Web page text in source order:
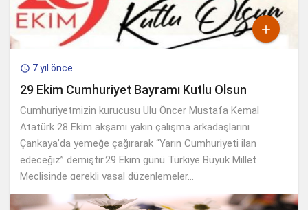

 7 yıl önce
29 Ekim Cumhuriyet Bayramı Kutlu Olsun
Cumhuriyetmizin kurucusu Ulu Öncer Mustafa Kemal
Atatürk 28 Ekim akşamı yakın çalışma arkadaşlarını
Çankaya’da yemeğe çağırarak “Yarın Cumhuriyeti ilan
edeceğiz” demiştir.29 Ekim günü Türkiye Büyük Millet
Meclisinde gerekli yasal düzenlemeler...